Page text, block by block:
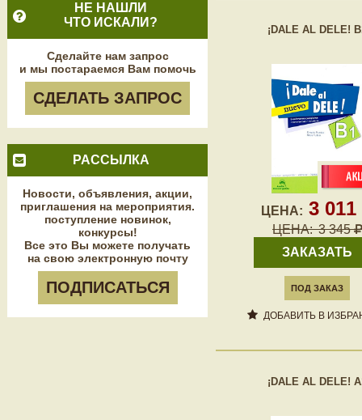
НЕ НАШЛИ
ЧТО ИСКАЛИ?
Сделайте нам запрос
и мы постараемся Вам помочь
СДЕЛАТЬ ЗАПРОС
РАССЫЛКА
Новости, объявления, акции,
приглашения на мероприятия.
поступление новинок,
конкурсы!
Все это Вы можете получать
на свою электронную почту
ПОДПИСАТЬСЯ
¡DALE AL DELE!
ЦЕНА: 3 011
ЦЕНА: 3 345
ЗАКАЗАТЬ
ПОД ЗАКАЗ
ДОБАВИТЬ В
¡DALE AL DELE!